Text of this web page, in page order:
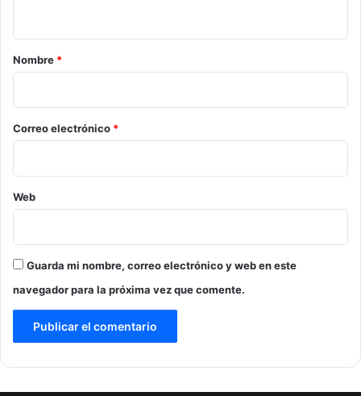
r
i
o
*
Nombre *
Correo electrónico *
Web
Guarda mi nombre, correo electrónico y web en este
navegador para la próxima vez que comente.